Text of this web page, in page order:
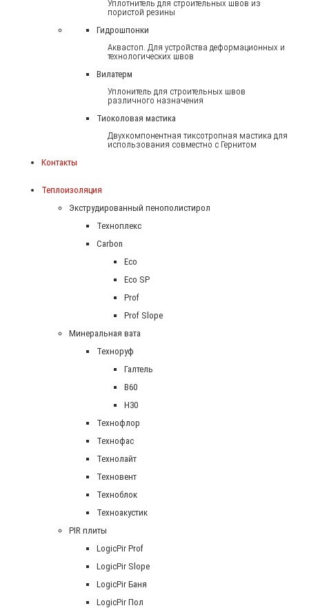
Уплотнитель для строительных швов из
пористой резины
Гидрошпонки
Аквастоп. Для устройства деформационных и
технологических швов
Вилатерм
Уплонитель для строительных швов
различного назначения
Тиоколовая мастика
Двухкомпонентная тиксотропная мастика для
использования совместно с Гернитом
Контакты
Теплоизоляция
Экструдированный пенополистирол
Техноплекс
Carbon
Eco
Eco SP
Prof
Prof Slope
Минеральная вата
Техноруф
Галтель
В60
Н30
Технофлор
Технофас
Технолайт
Техновент
Техноблок
Техноакустик
PIR плиты
LogicPir Prof
LogicPir Slope
LogicPir Баня
LogicPir Пол